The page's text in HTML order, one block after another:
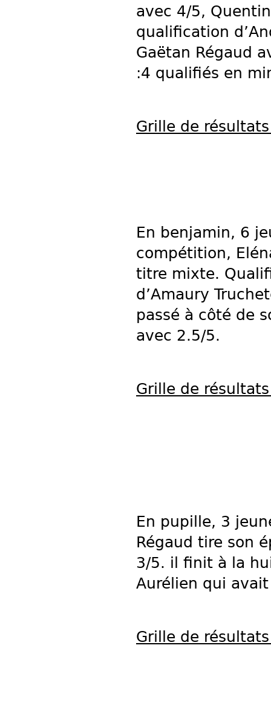
avec 4/5,
qualification
Gaëtan Régaud
:4 qualifiés en
Grille de
En benjamin, 6
compétition,
titre mixte.
d’Amaury
passé à côté de
avec 2.5/5.
Grille de
En pupille, 3
Régaud tire son
3/5. il finit à la
Aurélien qui
Grille de